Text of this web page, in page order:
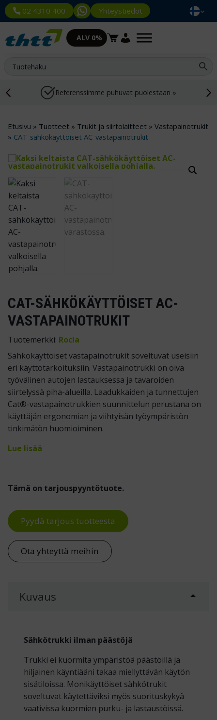
02 4310 400 Yhteystiedot
ALV 0%
Referenssimme puhuvat puolestaan »
Etusivu » Tuotteet » Trukit ja siirtolaitteet » Vastapainotrukit
» CAT-sähkökäyttöiset AC-vastapainotrukit
CAT-SÄHKÖKÄYTTÖISET AC-
VASTAPAINOTRUKIT
Tuotemerkki: Rocla
Sähkökäyttöiset vastapainotrukit soveltuvat useisiin
eri käyttötarkoituksiin. Vastapainotrukki on oiva
työvälinen autojen lastauksessa ja tavaroiden
siirtelyssä piha-alueilla. Laadukkaiden ja tunnettujen
Cat®-vastapainotrukkien suunnittelun perustana on
käyttäjän ergonomian ja viihtyisän työympäristön
tinkimätön huomioiminen.
Lue lisää
Tämä on tarjouspyyntötuote.
Pyydä tarjous tuotteesta
Ota yhteyttä meihin
Kuvaus
Sähkötrukki ilman päästöjä
Trukki ei kuormita ympäristöä päästöillä ja
hiljainen käyntiääni takaa miellyttävän käytön
sisätiloissa. Monikäyttöiset sähkötrukit
soveltuvat käytettäviksi myös suorituskykyä
vaativissa kuormien purku- ja lastaustöissä.